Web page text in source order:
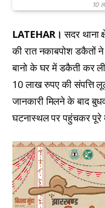
10
LATEHAR। सदर थाना
की रात नकाबपोश डकैतों
बानो के घर में डकैती कर
10 लाख रुपए की संपत्ति
जानकारी मिलने के बाद
घटनास्थल पर पहुंचकर पूरे